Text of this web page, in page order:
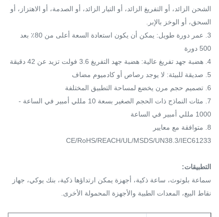
الشحن الزائد، أو التفريغ الزائد، أو التيار الزائد، أو الصدمة، أو الاهتزاز، أو
السحق، أو الوخز بالإبر.
3. عمر دورة طويل: يمكن أن يكون استعادة السعة أعلى من 80٪ بعد
500 دورة
4. هضبة جهد تفريغ عالية: هضبة جهد التفريغ 3.6 فولت تزيد عن 42 دقيقة
5. صديقة للبيئة: لا يوجد رصاص أو كادميوم مضاف
6. تصميم حجم مرن يخضع لمساحة التطبيق المختلفة
7. مئات النماذج ذات الحجم الصغير بسعة 10 مللي أمبير في الساعة -
1000 مللي أمبير في الساعة
8. متوافقة مع معايير
CE/RoHS/REACH/UL/MSDS/UN38.3/IEC61233
التطبيقات:
سماعة بلوتوث، ساعة ذكية، أجهزة يمكن ارتداؤها ذكية، بنك يوكي، جهاز
نقاط البيع، المعدات الطبية والأجهزة المحمولة الأخرى.